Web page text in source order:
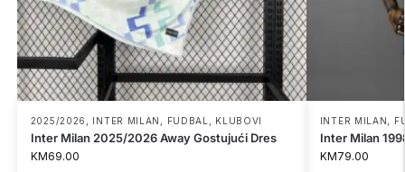
2025/2026 INTER MILAN FUDBAL KLUBOVI
Inter Milan 2025/2026 Away Gostujući Dres
KM69.00
INTER MILAN
Inter Milan
KM79.00